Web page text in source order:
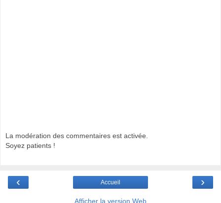
La modération des commentaires est activée.
Soyez patients !
‹ ›
Accueil
Afficher la version Web